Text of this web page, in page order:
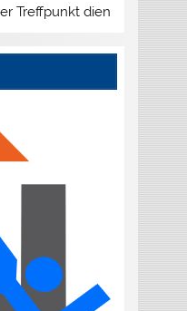
Treffpunkt dienstags und